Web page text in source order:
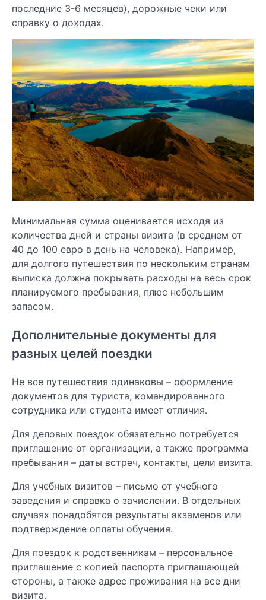
последние 3-6 месяцев), дорожные чеки или
справку о доходах.
Минимальная сумма оценивается исходя из
количества дней и страны визита (в среднем от
40 до 100 евро в день на человека). Например,
для долгого путешествия по нескольким странам
выписка должна покрывать расходы на весь срок
планируемого пребывания, плюс небольшим
запасом.
Дополнительные документы для
разных целей поездки
Не все путешествия одинаковы – оформление
документов для туриста, командированного
сотрудника или студента имеет отличия.
Для деловых поездок обязательно потребуется
приглашение от организации, а также программа
пребывания – даты встреч, контакты, цели визита.
Для учебных визитов – письмо от учебного
заведения и справка о зачислении. В отдельных
случаях понадобятся результаты экзаменов или
подтверждение оплаты обучения.
Для поездок к родственникам – персональное
приглашение с копией паспорта приглашающей
стороны, а также адрес проживания на все дни
визита.